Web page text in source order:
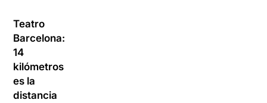
Teatro
Barcelona:
14
kilómetros
es la
distancia